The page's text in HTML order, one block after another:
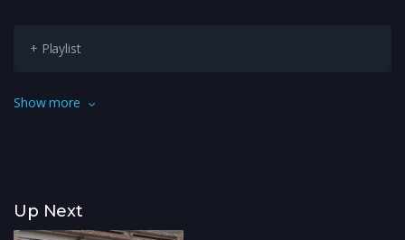
+ Playlist
Una conclusione di festività natalizie a base di fettuccine. E’
Show more
Up Next